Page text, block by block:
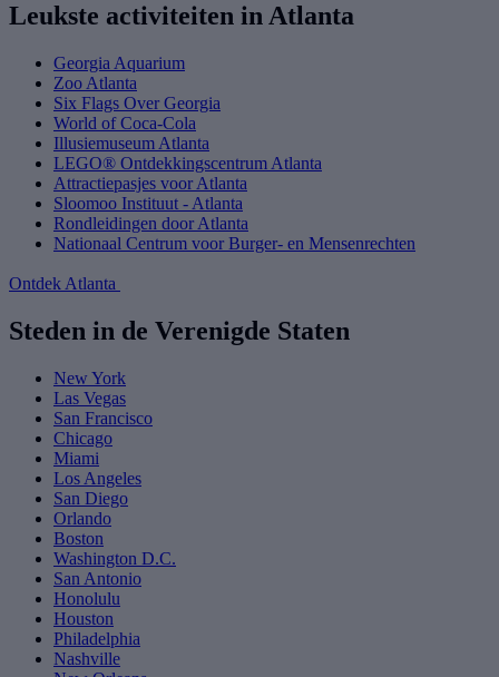
Leukste activiteiten in Atlanta
Georgia Aquarium
Zoo Atlanta
Six Flags Over Georgia
World of Coca-Cola
Illusiemuseum Atlanta
LEGO® Ontdekkingscentrum Atlanta
Attractiepasjes voor Atlanta
Sloomoo Instituut - Atlanta
Rondleidingen door Atlanta
Nationaal Centrum voor Burger- en Mensenrechten
Ontdek Atlanta
Steden in de Verenigde Staten
New York
Las Vegas
San Francisco
Chicago
Miami
Los Angeles
San Diego
Orlando
Boston
Washington D.C.
San Antonio
Honolulu
Houston
Philadelphia
Nashville